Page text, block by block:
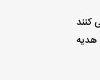
کنند
هدیه